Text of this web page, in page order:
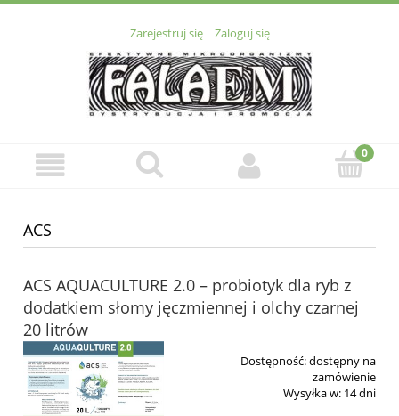
Zarejestruj się Zaloguj się
ACS
ACS AQUACULTURE 2.0 – probiotyk dla ryb z
dodatkiem słomy jęczmiennej i olchy czarnej
20 litrów
Dostępność:dostępny na
zamówienie
Wysyłka w: 14 dni